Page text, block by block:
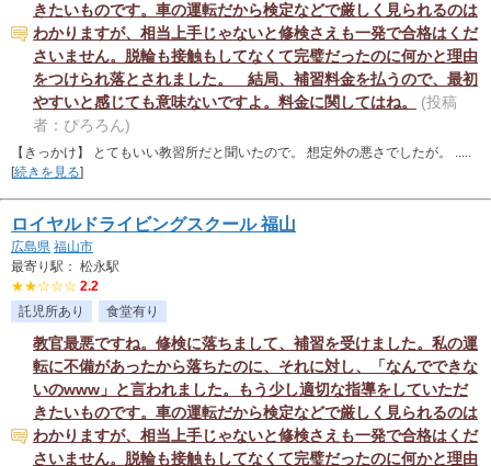
きたいものです。車の運転だから検定などで厳しく見られるのは
わかりますが、相当上手じゃないと修検さえも一発で合格はくだ
さいません。脱輪も接触もしてなくて完璧だったのに何かと理由
をつけられ落とされました。 結局、補習料金を払うので、最初
やすいと感じても意味ないですよ。料金に関してはね。
(投稿
者：ぴろろん)
【きっかけ】 とてもいい教習所だと聞いたので。 想定外の悪さでしたが。 .....
[続きを見る]
ロイヤルドライビングスクール 福山
広島県 福山市
最寄り駅： 松永駅
★★☆☆☆ 2.2
託児所あり
食堂有り
教官最悪ですね。修検に落ちまして、補習を受けました。私の運
転に不備があったから落ちたのに、それに対し、「なんでできな
いのwww」と言われました。もう少し適切な指導をしていただ
きたいものです。車の運転だから検定などで厳しく見られるのは
わかりますが、相当上手じゃないと修検さえも一発で合格はくだ
さいません。脱輪も接触もしてなくて完璧だったのに何かと理由